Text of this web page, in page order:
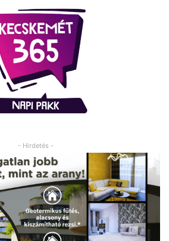
- Hirdetés -